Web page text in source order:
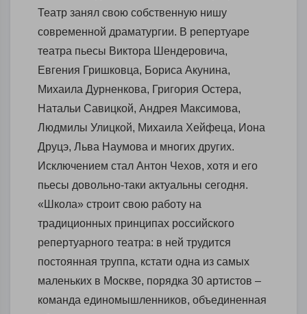
Театр занял свою собственную нишу
современной драматургии. В репертуаре
театра пьесы Виктора Шендеровича,
Евгения Гришковца, Бориса Акунина,
Михаила Дурненкова, Григория Остера,
Натальи Савицкой, Андрея Максимова,
Людмилы Улицкой, Михаила Хейфеца, Иона
Друцэ, Льва Наумова и многих других.
Исключением стал Антон Чехов, хотя и его
пьесы довольно-таки актуальны сегодня.
«Школа» строит свою работу на
традиционных принципах российского
репертуарного театра: в ней трудится
постоянная труппа, кстати одна из самых
маленьких в Москве, порядка 30 артистов –
команда единомышленников, объединенная